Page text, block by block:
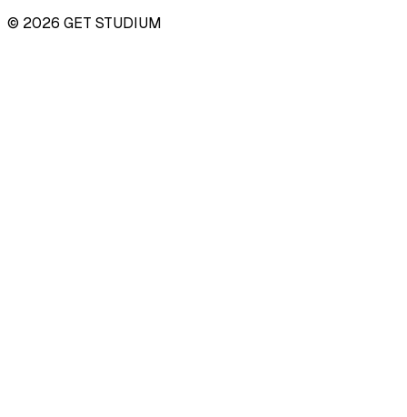
© 2026 GET STUDIUM